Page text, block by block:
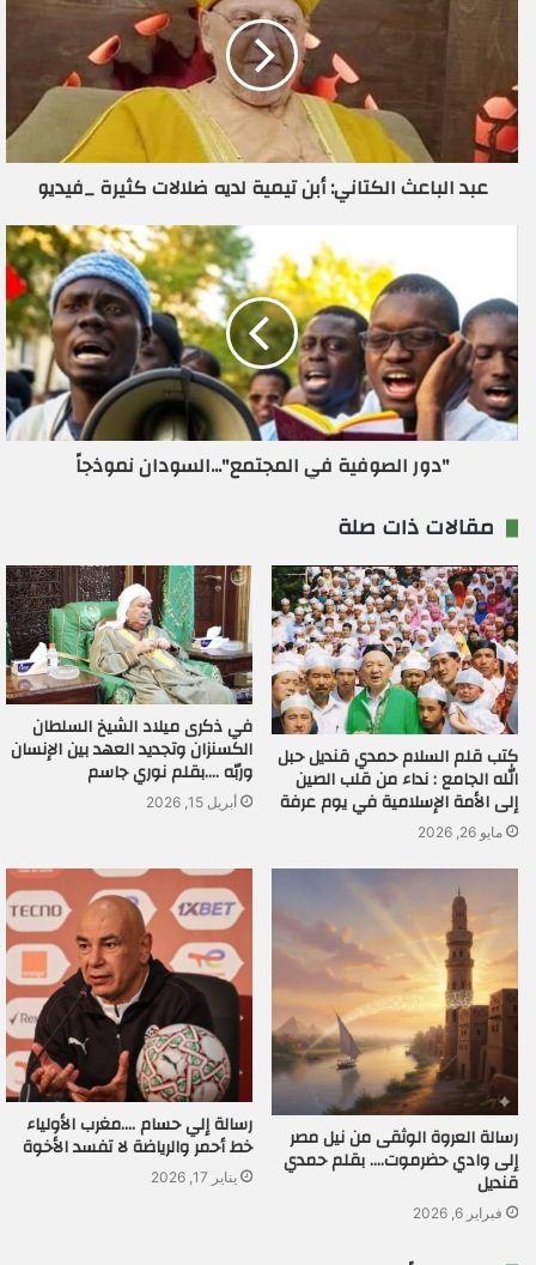
ا
ل
ك
ت
عبد الباعث الكتاني: أبن تيمية لديه ضلالات كثيرة _فيديو
"دور الصوفية في المجتمع"...السودان نموذجاً
مقالات ذات صلة
كتب قلم السلام حمدي قنديل حبل
الله الجامع : نداء من قلب الصين
إلى الأمة الإسلامية في يوم عرفة
مايو 26, 2026
في ذكرى ميلاد الشيخ السلطان
الكسنزان وتجديد العهد بين الإنسان
وربّه ….بقلم نوري جاسم
أبريل 15, 2026
رسالة العروة الوثقى من نيل مصر
إلى وادي حضرموت…. بقلم حمدي
قنديل
فبراير 6, 2026
رسالة إلي حسام ….مغرب الأولياء
خط أحمر والرياضة لا تفسد الأخوة
يناير 17, 2026